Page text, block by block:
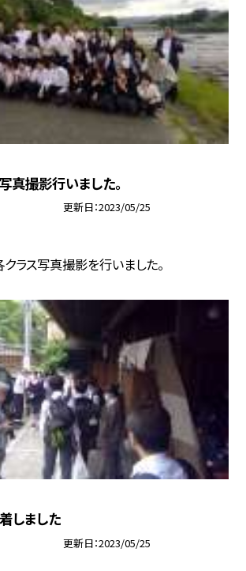
真撮影行いました。
更新日 2023/05/25
ラス写真撮影を行いました。
しました
更新日 2023/05/25